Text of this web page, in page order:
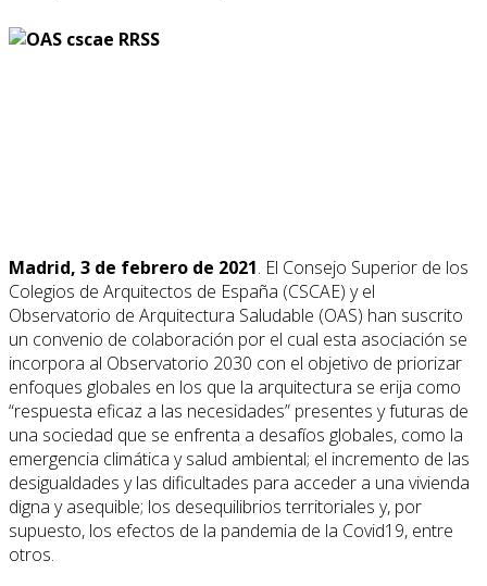
Madrid, 3 de febrero de 2021. El Consejo Superior de los
Colegios de Arquitectos de España (CSCAE) y el
Observatorio de Arquitectura Saludable (OAS) han suscrito
un convenio de colaboración por el cual esta asociación se
incorpora al Observatorio 2030 con el objetivo de priorizar
enfoques globales en los que la arquitectura se erija como
“respuesta eficaz a las necesidades” presentes y futuras de
una sociedad que se enfrenta a desafíos globales, como la
emergencia climática y salud ambiental; el incremento de las
desigualdades y las dificultades para acceder a una vivienda
digna y asequible; los desequilibrios territoriales y, por
supuesto, los efectos de la pandemia de la Covid19, entre
otros.